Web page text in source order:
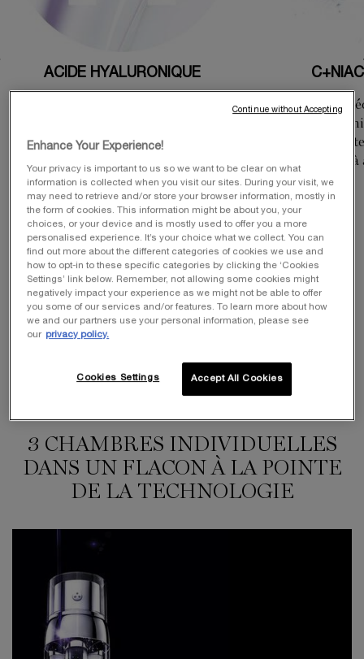
ACIDE HYALURONIQUE
une meilleure pénétration et résiste
hyaluronique classique. Il permet
de lisser, repulper et hydrater la
peau.
L’association
C à la
aide à unifier le
les taches et
Comme tout produit de lagamme Rénergie, H.C.F
Triple Sérum contient également des gluco-peptides
de la peau, pour un effet lifté et rajeuni.
3 CHAMBRES INDIVIDUELLES
DANS UN FLACON À LA POINTE
DE LA TECHNOLOGIE
Enhance Your Experience!
Your privacy is important to us so we want to be clear on what
information is collected when you visit our sites. During your visit, we
may need to retrieve and/or store your browser information, mostly in
the form of cookies. This information might be about you, your
choices, or your device and is mostly used to offer you a more
personalised experience. It’s your choice what we collect. You can
find out more about the different categories of cookies we use and
how to opt-in to these specific categories by clicking the ‘Cookies
Settings’ link below. Remember, not allowing some cookies might
negatively impact your experience as we might not be able to offer
you some of our services and/or features. To learn more about how
we and our partners use your personal information, please see
our
privacy policy.
Cookies Settings Accept All Cookies
Continue without Accepting